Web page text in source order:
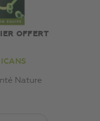
OFFERT
Nature